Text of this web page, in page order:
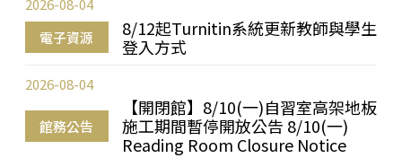
電子資源
8/12起Turnitin系統更新教師與學生
登入方式
2026-08-04
館務公告
【開閉館】8/10(一)自習室高架地板
施工期間暫停開放公告 8/10(一)
Reading Room Closure Notice
2026-08-04